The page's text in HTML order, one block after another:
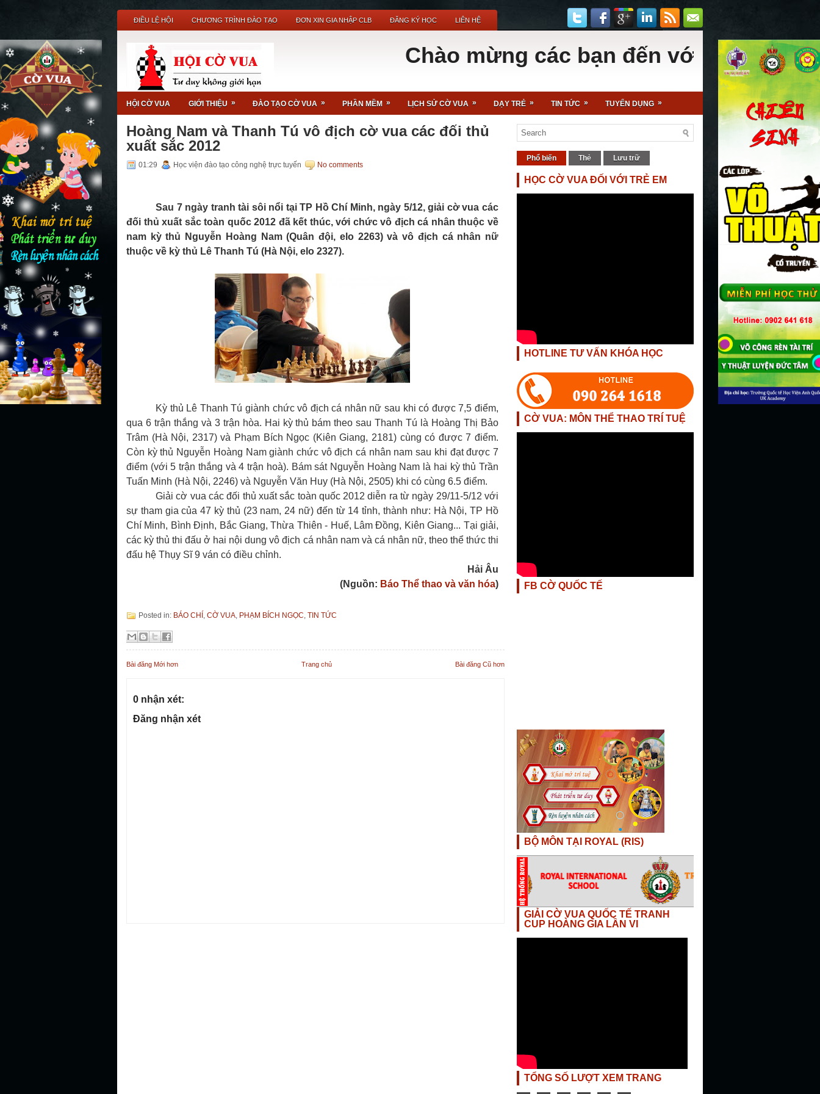
ĐIỀU LỆ HỘI CHƯƠNG TRÌNH ĐÀO TẠO ĐƠN XIN GIA NHẬP CLB ĐĂNG KÝ HỌC LIÊN HỆ
Chào mừng các bạn đến với Hội Cờ Vua
HỘI CỜ VUA GIỚI THIỆU » ĐÀO TẠO CỜ VUA » PHẦN MỀM » LỊCH SỬ CỜ VUA » DẠY TRẺ » TIN TỨC » TUYỂN DỤNG »
Hoàng Nam và Thanh Tú vô địch cờ vua các đối thủ
xuất sắc 2012
01:29 Học viện đào tạo công nghệ trực tuyến No comments
Sau 7 ngày tranh tài sôi nổi tại TP Hồ Chí Minh, ngày 5/12, giải cờ vua các
đối thủ xuất sắc toàn quốc 2012 đã kết thúc, với chức vô địch cá nhân thuộc về
nam kỳ thủ Nguyễn Hoàng Nam (Quân đội, elo 2263) và vô địch cá nhân nữ
thuộc về kỳ thủ Lê Thanh Tú (Hà Nội, elo 2327).
Kỳ thủ Lê Thanh Tú giành chức vô địch cá nhân nữ sau khi có được 7,5 điểm,
qua 6 trận thắng và 3 trận hòa. Hai kỳ thủ bám theo sau Thanh Tú là Hoàng Thị Bảo
Trâm (Hà Nội, 2317) và Phạm Bích Ngọc (Kiên Giang, 2181) cùng có được 7 điểm.
Còn kỳ thủ Nguyễn Hoàng Nam giành chức vô địch cá nhân nam sau khi đạt được 7
điểm (với 5 trận thắng và 4 trận hoà). Bám sát Nguyễn Hoàng Nam là hai kỳ thủ Trần
Tuấn Minh (Hà Nội, 2246) và Nguyễn Văn Huy (Hà Nội, 2505) khi có cùng 6.5 điểm.
Giải cờ vua các đối thủ xuất sắc toàn quốc 2012 diễn ra từ ngày 29/11-5/12 với
sự tham gia của 47 kỳ thủ (23 nam, 24 nữ) đến từ 14 tỉnh, thành như: Hà Nội, TP Hồ
Chí Minh, Bình Định, Bắc Giang, Thừa Thiên - Huế, Lâm Đồng, Kiên Giang... Tại giải,
các kỳ thủ thi đấu ở hai nội dung vô địch cá nhân nam và cá nhân nữ, theo thể thức thi
đấu hệ Thụy Sĩ 9 ván có điều chỉnh.
Hải Âu
(Nguồn: Báo Thể thao và văn hóa)
Posted in: BÁO CHÍ , CỜ VUA, PHẠM BÍCH NGỌC, TIN TỨC
Bài đăng Mới hơn Bài đăng Cũ hơn
Trang chủ
0 nhận xét:
Đăng nhận xét
Phổ biến Thẻ Lưu trữ
HỌC CỜ VUA ĐỐI VỚI TRẺ EM
HOTLINE TƯ VẤN KHÓA HỌC
CỜ VUA: MÔN THỂ THAO TRÍ TUỆ
FB CỜ QUỐC TẾ
BỘ MÔN TẠI ROYAL (RIS)
GIẢI CỜ VUA QUỐC TẾ TRANH
CUP HOÀNG GIA LẦN VI
TỔNG SỐ LƯỢT XEM TRANG